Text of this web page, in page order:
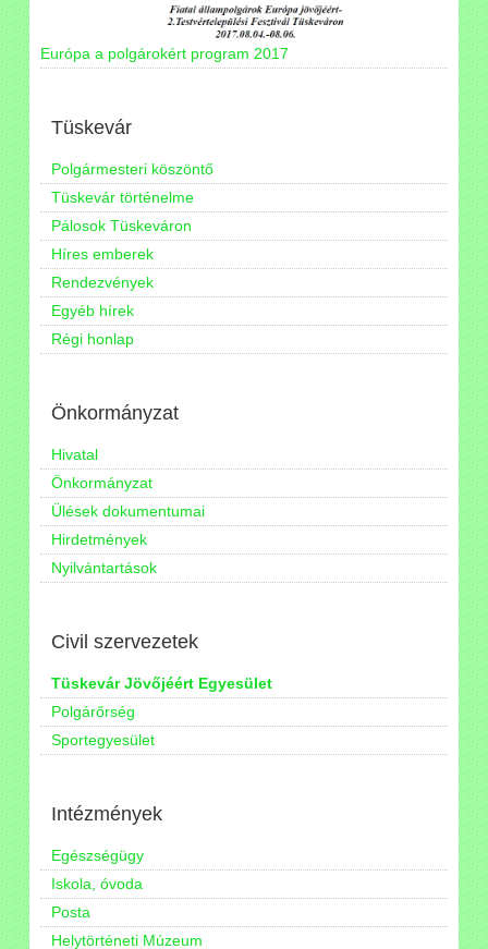
Európa a polgárokért program 2017
Tüskevár
Polgármesteri köszöntő
Tüskevár történelme
Pálosok Tüskeváron
Híres emberek
Rendezvények
Egyéb hírek
Régi honlap
Önkormányzat
Hivatal
Önkormányzat
Ülések dokumentumai
Hirdetmények
Nyilvántartások
Civil szervezetek
Tüskevár Jövőjéért Egyesület
Polgárőrség
Sportegyesület
Intézmények
Egészségügy
Iskola, óvoda
Posta
Helytörténeti Múzeum